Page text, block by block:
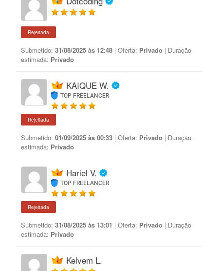
Rejeitada
Submetido: 31/08/2025 às 12:48 | Oferta: Privado | Duração
estimada: Privado
KAIQUE W.
TOP FREELANCER
Rejeitada
Submetido: 01/09/2025 às 00:33 | Oferta: Privado | Duração
estimada: Privado
Hariel V.
TOP FREELANCER
Rejeitada
Submetido: 31/08/2025 às 13:01 | Oferta: Privado | Duração
estimada: Privado
Kelvem L.